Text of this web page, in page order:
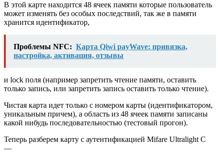
В этой карте находится 48 ячеек памяти которые пользователь
может изменять без особых последствий, так же в памяти
хранится идентификатор,
Проблемы NFC: Карта Qiwi payWave: привязка,
настройка, активация, отзывы
и lock поля (например запретить чтение памяти, оставить
только запись, или запретить запись оставить только чтение).
Чистая карта идет только с номером карты (идентификатором,
уникальным причем), а область из 48 ячеек памяти записаны
какой нибудь последовательностью (тестовый прогон).
Теперь разберем карту с аутентификацией Mifare Ultralight C
—